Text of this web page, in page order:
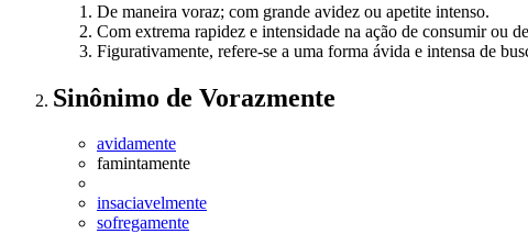
De maneira voraz; com grande avidez ou apetite intenso.
Com extrema rapidez e intensidade na ação de consumir ou
Figurativamente, refere-se a uma forma ávida e intensa de
Sinônimo de Vorazmente
avidamente
famintamente
insaciavelmente
sofregamente